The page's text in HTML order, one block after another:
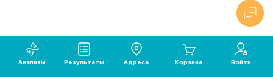
Анализы Результаты Адреса Корзина Войти